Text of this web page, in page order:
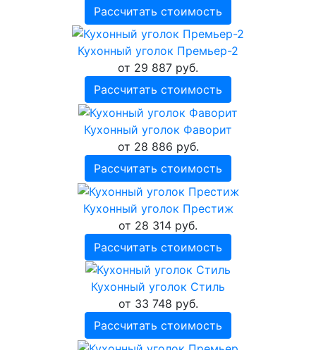
Рассчитать стоимость
Кухонный уголок Премьер-2
от 29 887 руб.
Рассчитать стоимость
Кухонный уголок Фаворит
от 28 886 руб.
Рассчитать стоимость
Кухонный уголок Престиж
от 28 314 руб.
Рассчитать стоимость
Кухонный уголок Стиль
от 33 748 руб.
Рассчитать стоимость